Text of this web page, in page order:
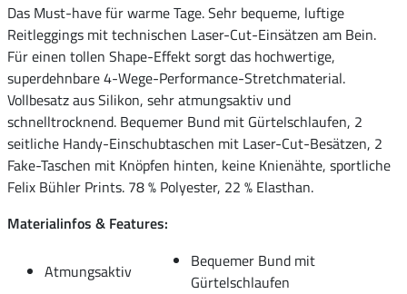
Das Must-have für warme Tage. Sehr bequeme, luftige
Reitleggings mit technischen Laser-Cut-Einsätzen am Bein.
Für einen tollen Shape-Effekt sorgt das hochwertige,
superdehnbare 4-Wege-Performance-Stretchmaterial.
Vollbesatz aus Silikon, sehr atmungsaktiv und
schnelltrocknend. Bequemer Bund mit Gürtelschlaufen, 2
seitliche Handy-Einschubtaschen mit Laser-Cut-Besätzen, 2
Fake-Taschen mit Knöpfen hinten, keine Knienähte, sportliche
Felix Bühler Prints. 78 % Polyester, 22 % Elasthan.
Materialinfos & Features:
Atmungsaktiv
Bequemer Bund mit
Gürtelschlaufen